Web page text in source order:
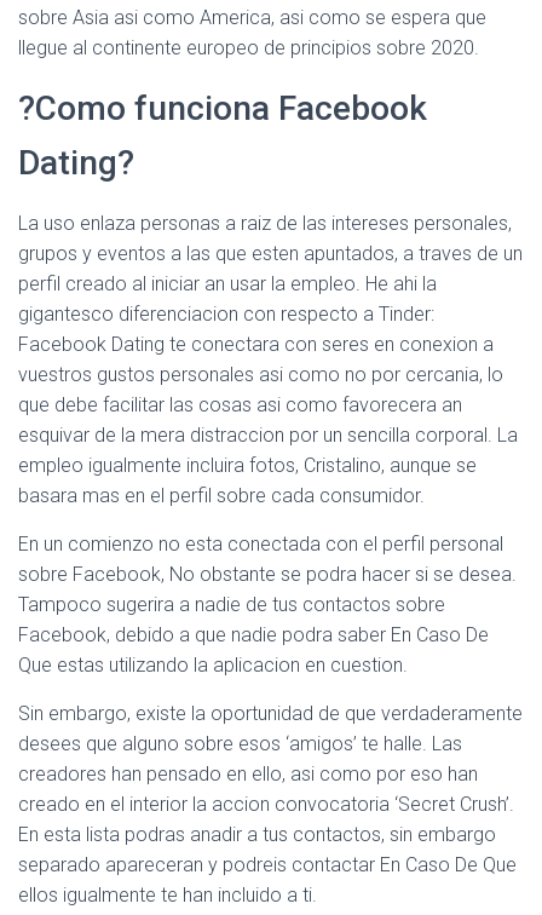
sobre Asia asi­ como America, asi­ como se espera que
llegue al continente europeo de principios sobre 2020.
?Como funciona Facebook
Dating?
La uso enlaza personas a raiz de las intereses personales,
grupos y eventos a las que esten apuntados, a traves de un
perfil creado al iniciar an usar la empleo. He ahi la
gigantesco diferenciacion con respecto a Tinder:
Facebook Dating te conectara con seres en conexion a
vuestros gustos personales asi­ como no por cercania, lo
que debe facilitar las cosas asi­ como favorecera an
esquivar de la mera distraccion por un sencilla corporal. La
empleo igualmente incluira fotos, Cristalino, aunque se
basara mas en el perfil sobre cada consumidor.
En un comienzo no esta conectada con el perfil personal
sobre Facebook, No obstante se podra hacer si se desea.
Tampoco sugerira a nadie de tus contactos sobre
Facebook, debido a que nadie podra saber En Caso De
Que estas utilizando la aplicacion en cuestion.
Sin embargo, existe la oportunidad de que verdaderamente
desees que alguno sobre esos ‘amigos’ te halle. Las
creadores han pensado en ello, asi­ como por eso han
creado en el interior la accion convocatoria ‘Secret Crush’.
En esta lista podras anadir a tus contactos, sin embargo
separado apareceran y podreis contactar En Caso De Que
ellos igualmente te han incluido a ti.